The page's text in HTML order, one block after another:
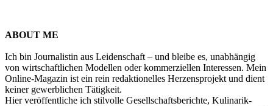
ABOUT ME
Ich bin Journalistin aus Leidenschaft – und bleibe es, unabhängig
von wirtschaftlichen Modellen oder kommerziellen Interessen. Mein
Online-Magazin ist ein rein redaktionelles Herzensprojekt und dient
keiner gewerblichen Tätigkeit.
Hier veröffentliche ich stilvolle Gesellschaftsberichte, Kulinarik-